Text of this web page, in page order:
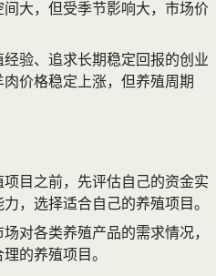
大，但受季节影响大，市场价
验、追求长期稳定回报的创业
价格稳定上涨，但养殖周期
项目之前，先评估自己的资金实
，选择适合自己的养殖项目。
对各类养殖产品的需求情况，
的养殖项目。